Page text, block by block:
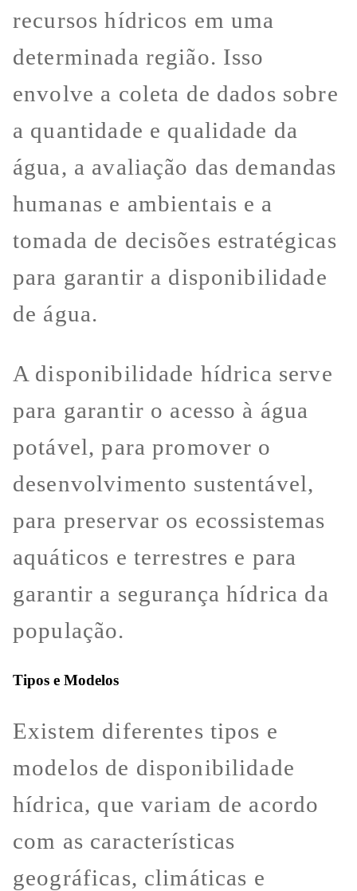
recursos hídricos em uma
determinada região. Isso
envolve a coleta de dados sobre
a quantidade e qualidade da
água, a avaliação das demandas
humanas e ambientais e a
tomada de decisões estratégicas
para garantir a disponibilidade
de água.
A disponibilidade hídrica serve
para garantir o acesso à água
potável, para promover o
desenvolvimento sustentável,
para preservar os ecossistemas
aquáticos e terrestres e para
garantir a segurança hídrica da
população.
Tipos e Modelos
Existem diferentes tipos e
modelos de disponibilidade
hídrica, que variam de acordo
com as características
geográficas, climáticas e